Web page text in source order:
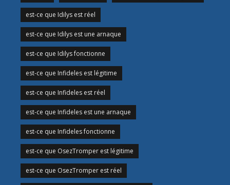
est-ce que Idilys est réel
est-ce que Idilys est une arnaque
est-ce que Idilys fonctionne
est-ce que Infideles est légitime
est-ce que Infideles est réel
est-ce que Infideles est une arnaque
est-ce que Infideles fonctionne
est-ce que OsezTromper est légitime
est-ce que OsezTromper est réel